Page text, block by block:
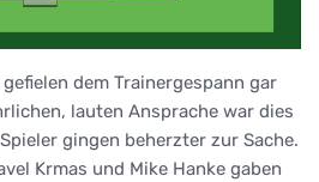
dem Trainergespann gar
lauten Ansprache war dies
gingen beherzter zur Sache.
Krmas und Mike Hanke gaben